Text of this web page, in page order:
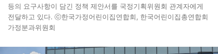
등의 요구사항이 담긴 정책 제안서를 국정기획위원회 관계자에게
전달하고 있다. ⓒ한국가정어린이집연합회, 한국어린이집총연합회
가정분과위원회